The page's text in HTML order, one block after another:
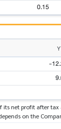
0.15
-
net profit after tax
on the